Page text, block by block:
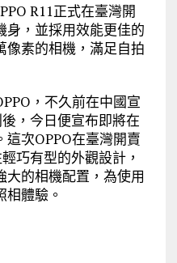
R11正式在臺灣開
身，並採用效能更佳的
像素的相機，滿足自拍
，不久前在中國宣
，今日便宣布即將在
次OPPO在臺灣開賣
巧有型的外觀設計，
大的相機配置，為使用
體驗。